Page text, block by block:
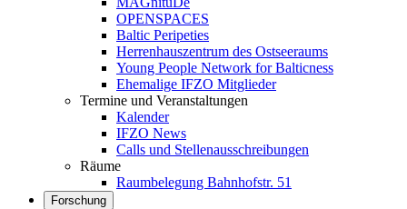
OPENSPACES
Baltic Peripeties
Herrenhauszentrum des Ostseeraums
Young People Network for Balticness
Ehemalige IFZO Mitglieder
Termine und Veranstaltungen
Kalender
IFZO News
Calls und Stellenausschreibungen
Räume
Raumbelegung Bahnhofstr. 51
Forschung